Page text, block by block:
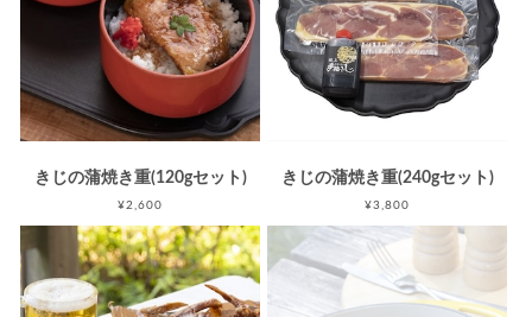
きじの蒲焼き重(120gセット)
¥2,600
きじの蒲焼き重(240gセット)
¥3,800